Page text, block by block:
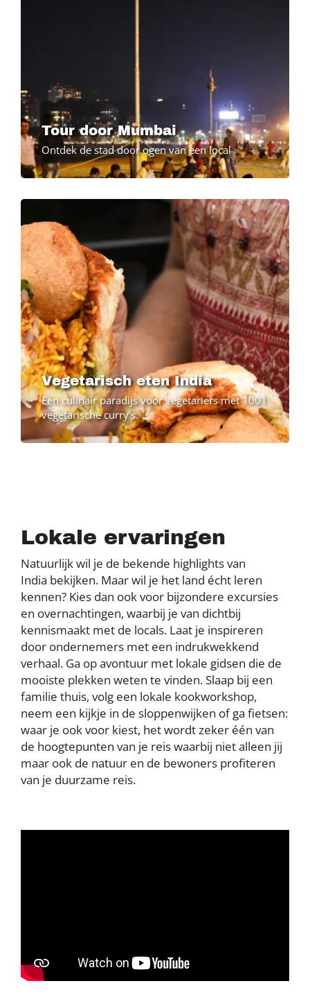
Tour door Mumbai
Ontdek de stad door ogen van een local
Image
Vegetarisch eten India
Een culinair paradijs voor vegetariërs met 1001
vegetarische curry’s.
Lokale ervaringen
Natuurlijk wil je de bekende highlights van
India bekijken. Maar wil je het land écht leren
kennen? Kies dan ook voor bijzondere excursies
en overnachtingen, waarbij je van dichtbij
kennismaakt met de locals. Laat je inspireren
door ondernemers met een indrukwekkend
verhaal. Ga op avontuur met lokale gidsen die de
mooiste plekken weten te vinden. Slaap bij een
familie thuis, volg een lokale kookworkshop,
neem een kijkje in de sloppenwijken of ga fietsen:
waar je ook voor kiest, het wordt zeker één van
de hoogtepunten van je reis waarbij niet alleen jij
maar ook de natuur en de bewoners profiteren
van je duurzame reis.